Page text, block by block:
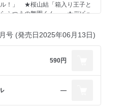
き♡ 勝つのはどっち!?
3/24（火）発売！
「私の彼氏棚」に参加していま
。
トカードを作成しました。
書店・各店舗で配布形式は異な
次第終了となります。
！」 ★桜山結「箱入り王子と
ふつうの舞園くん」 ★デビュ
◇別冊ふろく［別マ BABY
生、福田もんい、三井さや、
！ 作画：アルコ・原作：河原
内容は、2025年12月12日以
版に掲載されている記事は、
ります。
号 (発売日2025年06月13日)
590円
―